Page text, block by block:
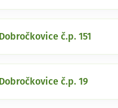
Dobročkovice č.p. 151
Dobročkovice č.p. 19